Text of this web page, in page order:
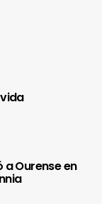
a Ourense en